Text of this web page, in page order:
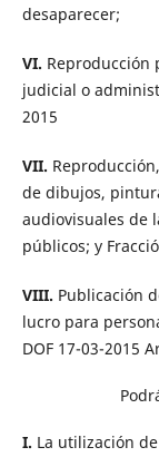
desaparecer;
VI. Reproducción
judicial o
2015
VII.
de dibujos,
audiovisuales de
públicos; y
VIII. Publicación
lucro para
DOF 17-03-2015
I. La utilización